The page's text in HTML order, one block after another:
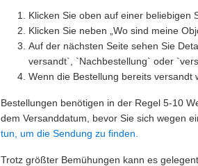
Klicken Sie oben auf einer beliebigen
Klicken Sie neben „Wo sind meine
Auf der nächsten Seite sehen Sie
versandt`, `Nachbestellung` oder
Wenn die Bestellung bereits versandt
Bestellungen benötigen in der Regel 5-10
dem Versanddatum, bevor Sie sich wegen
tun, um die Sendung zu finden.
Trotz größter Bemühungen kann es